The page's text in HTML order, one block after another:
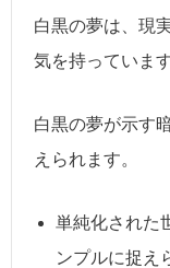
白黒の夢は、現
気を持っています
白黒の夢が示す
えられます。
単純化された
ンプルに捉え